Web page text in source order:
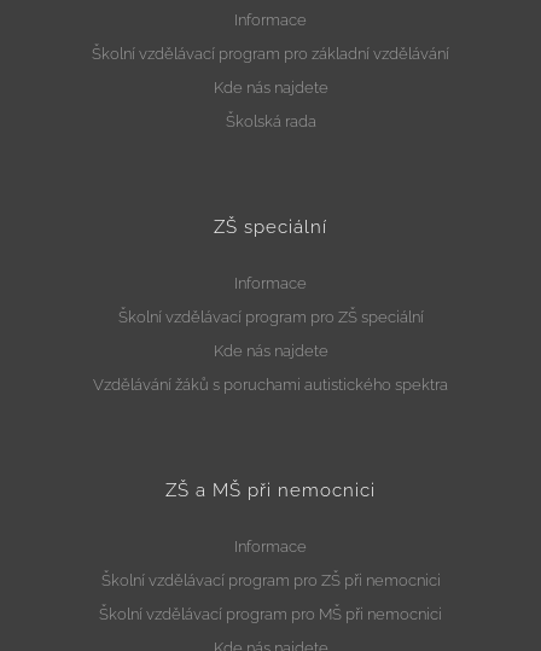
Informace
Školní vzdělávací program pro základní vzdělávání
Kde nás najdete
Školská rada
ZŠ speciální
Informace
Školní vzdělávací program pro ZŠ speciální
Kde nás najdete
Vzdělávání žáků s poruchami autistického spektra
ZŠ a MŠ při nemocnici
Informace
Školní vzdělávací program pro ZŠ při nemocnici
Školní vzdělávací program pro MŠ při nemocnici